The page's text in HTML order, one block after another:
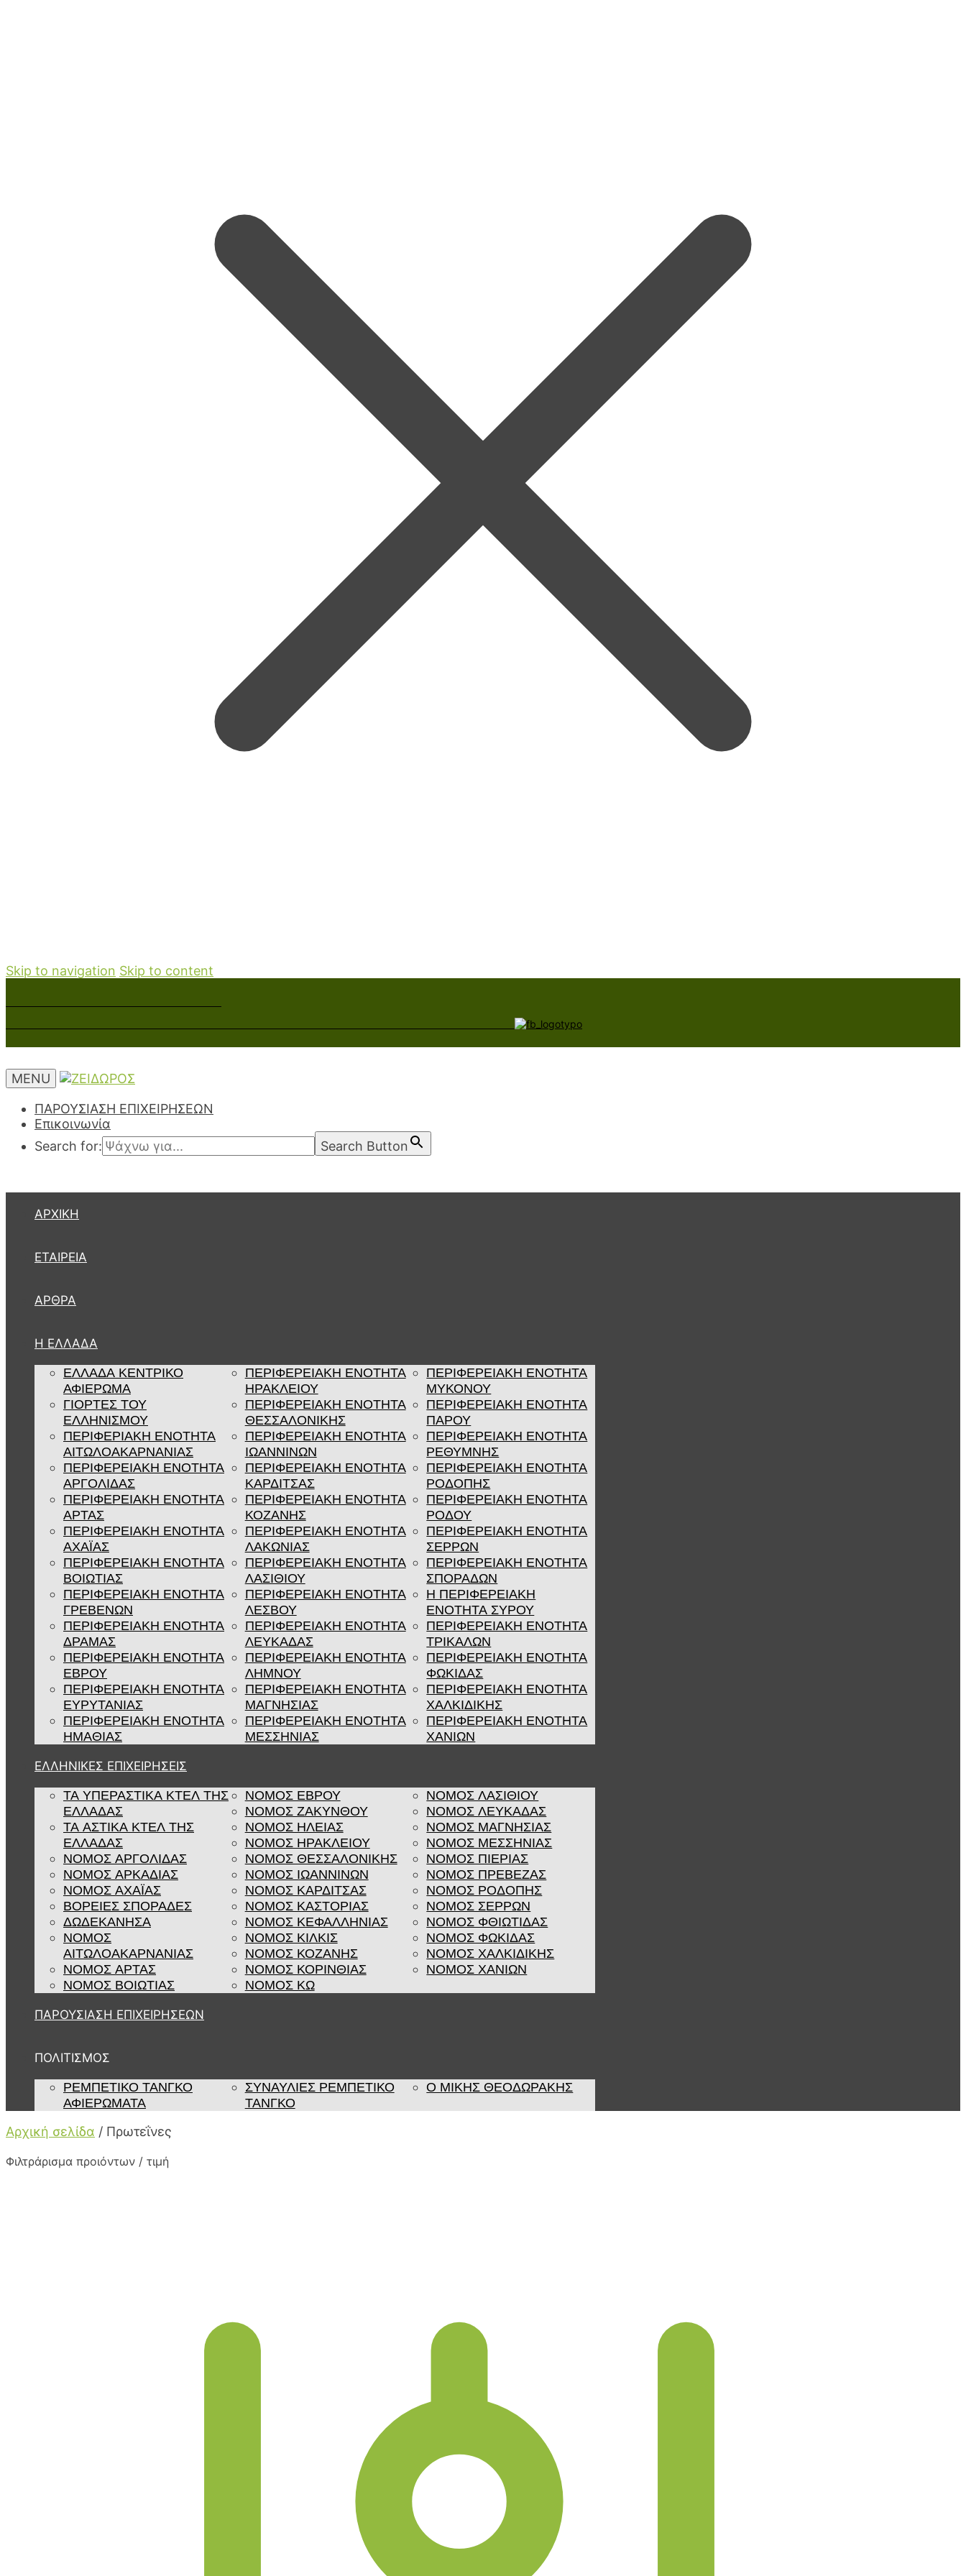
Skip to navigation Skip to content
MENU
ΠΑΡΟΥΣΙΑΣΗ ΕΠΙΧΕΙΡΗΣΕΩΝ
Επικοινωνία
Search for:
Search Button
ΑΡΧΙΚΉ
ΕΤΑΙΡΕΊΑ
ΆΡΘΡΑ
Η ΕΛΛΑΔΑ
ΕΛΛΑΔΑ ΚΕΝΤΡΙΚΟ
ΑΦΙΕΡΩΜΑ
ΓΙΟΡΤΕΣ ΤΟΥ
ΕΛΛΗΝΙΣΜΟΥ
ΠΕΡΙΦΕΡΙΑΚΗ ΕΝΟΤΗΤΑ
ΑΙΤΩΛΟΑΚΑΡΝΑΝΙΑΣ
ΠΕΡΙΦΕΡΕΙΑΚΗ ΕΝΟΤΗΤΑ
ΑΡΓΟΛΙΔΑΣ
ΠΕΡΙΦΕΡΕΙΑΚΗ ΕΝΟΤΗΤΑ
ΑΡΤΑΣ
ΠΕΡΙΦΕΡΕΙΑΚΗ ΕΝΟΤΗΤΑ
ΑΧΑΪΑΣ
ΠΕΡΙΦΕΡΕΙΑΚΗ ΕΝΟΤΗΤΑ
ΒΟΙΩΤΙΑΣ
ΠΕΡΙΦΕΡΕΙΑΚΗ ΕΝΟΤΗΤΑ
ΓΡΕΒΕΝΩΝ
ΠΕΡΙΦΕΡΕΙΑΚΗ ΕΝΟΤΗΤΑ
ΔΡΑΜΑΣ
ΠΕΡΙΦΕΡΕΙΑΚΗ ΕΝΟΤΗΤΑ
ΕΒΡΟΥ
ΠΕΡΙΦΕΡΕΙΑΚΗ ΕΝΟΤΗΤΑ
ΕΥΡΥΤΑΝΙΑΣ
ΠΕΡΙΦΕΡΕΙΑΚΗ ΕΝΟΤΗΤΑ
ΗΜΑΘΙΑΣ
ΠΕΡΙΦΕΡΕΙΑΚΗ ΕΝΟΤΗΤΑ
ΗΡΑΚΛΕΙΟΥ
ΠΕΡΙΦΕΡΕΙΑΚΗ ΕΝΟΤΗΤΑ
ΘΕΣΣΑΛΟΝΙΚΗΣ
ΠΕΡΙΦΕΡΕΙΑΚΗ ΕΝΟΤΗΤΑ
ΙΩΑΝΝΙΝΩΝ
ΠΕΡΙΦΕΡΕΙΑΚΗ ΕΝΟΤΗΤΑ
ΚΑΡΔΙΤΣΑΣ
ΠΕΡΙΦΕΡΕΙΑΚΗ ΕΝΟΤΗΤΑ
ΚΟΖΑΝΗΣ
ΠΕΡΙΦΕΡΕΙΑΚΗ ΕΝΟΤΗΤΑ
ΛΑΚΩΝΙΑΣ
ΠΕΡΙΦΕΡΕΙΑΚΗ ΕΝΟΤΗΤΑ
ΛΑΣΙΘΙΟΥ
ΠΕΡΙΦΕΡΕΙΑΚΗ ΕΝΟΤΗΤΑ
ΛΕΣΒΟΥ
ΠΕΡΙΦΕΡΕΙΑΚΗ ΕΝΟΤΗΤΑ
ΛΕΥΚΑΔΑΣ
ΠΕΡΙΦΕΡΕΙΑΚΗ ΕΝΟΤΗΤΑ
ΛΗΜΝΟΥ
ΠΕΡΙΦΕΡΕΙΑΚΗ ΕΝΟΤΗΤΑ
ΜΑΓΝΗΣΙΑΣ
ΠΕΡΙΦΕΡΕΙΑΚΗ ΕΝΟΤΗΤΑ
ΜΕΣΣΗΝΙΑΣ
ΠΕΡΙΦΕΡΕΙΑΚΗ ΕΝΟΤΗΤΑ
ΜΥΚΟΝΟΥ
ΠΕΡΙΦΕΡΕΙΑΚΗ ΕΝΟΤΗΤΑ
ΠΑΡΟΥ
ΠΕΡΙΦΕΡΕΙΑΚΗ ΕΝΟΤΗΤΑ
ΡΕΘΥΜΝΗΣ
ΠΕΡΙΦΕΡΕΙΑΚΗ ΕΝΟΤΗΤΑ
ΡΟΔΟΠΗΣ
ΠΕΡΙΦΕΡΕΙΑΚΗ ΕΝΟΤΗΤΑ
ΡΟΔΟΥ
ΠΕΡΙΦΕΡΕΙΑΚΗ ΕΝΟΤΗΤΑ
ΣΕΡΡΩΝ
ΠΕΡΙΦΕΡΕΙΑΚΗ ΕΝΟΤΗΤΑ
ΣΠΟΡΑΔΩΝ
Η ΠΕΡΙΦΕΡΕΙΑΚΗ
ΕΝΟΤΗΤΑ ΣΥΡΟΥ
ΠΕΡΙΦΕΡΕΙΑΚΗ ΕΝΟΤΗΤΑ
ΤΡΙΚΑΛΩΝ
ΠΕΡΙΦΕΡΕΙΑΚΗ ΕΝΟΤΗΤΑ
ΦΩΚΙΔΑΣ
ΠΕΡΙΦΕΡΕΙΑΚΗ ΕΝΟΤΗΤΑ
ΧΑΛΚΙΔΙΚΗΣ
ΠΕΡΙΦΕΡΕΙΑΚΗ ΕΝΟΤΗΤΑ
ΧΑΝΙΩΝ
ΕΛΛΗΝΙΚΕΣ ΕΠΙΧΕΙΡΗΣΕΙΣ
ΤΑ ΥΠΕΡΑΣΤΙΚΑ ΚΤΕΛ ΤΗΣ
ΕΛΛΑΔΑΣ
ΤΑ ΑΣΤΙΚΑ ΚΤΕΛ ΤΗΣ
ΕΛΛΑΔΑΣ
ΝΟΜΟΣ ΑΡΓΟΛΙΔΑΣ
ΝΟΜΟΣ ΑΡΚΑΔΙΑΣ
ΝΟΜΟΣ ΑΧΑΪΑΣ
ΒΟΡΕΙΕΣ ΣΠΟΡΑΔΕΣ
ΔΩΔΕΚΑΝΗΣΑ
ΝΟΜΟΣ
ΑΙΤΩΛΟΑΚΑΡΝΑΝΙΑΣ
ΝΟΜΟΣ ΑΡΤΑΣ
ΝΟΜΟΣ ΒΟΙΩΤΙΑΣ
ΝΟΜΟΣ ΕΒΡΟΥ
ΝΟΜΟΣ ΖΑΚΥΝΘΟΥ
ΝΟΜΟΣ ΗΛΕΙΑΣ
ΝΟΜΟΣ ΗΡΑΚΛΕΙΟΥ
ΝΟΜΟΣ ΘΕΣΣΑΛΟΝΙΚΗΣ
ΝΟΜΟΣ ΙΩΑΝΝΙΝΩΝ
ΝΟΜΟΣ ΚΑΡΔΙΤΣΑΣ
ΝΟΜΟΣ ΚΑΣΤΟΡΙΑΣ
ΝΟΜΟΣ ΚΕΦΑΛΛΗΝΙΑΣ
ΝΟΜΟΣ ΚΙΛΚΙΣ
ΝΟΜΟΣ ΚΟΖΑΝΗΣ
ΝΟΜΟΣ ΚΟΡΙΝΘΙΑΣ
ΝΟΜΟΣ ΚΩ
ΝΟΜΟΣ ΛΑΣΙΘΙΟΥ
ΝΟΜΟΣ ΛΕΥΚΑΔΑΣ
ΝΟΜΟΣ ΜΑΓΝΗΣΙΑΣ
ΝΟΜΟΣ ΜΕΣΣΗΝΙΑΣ
ΝΟΜΟΣ ΠΙΕΡΙΑΣ
ΝΟΜΟΣ ΠΡΕΒΕΖΑΣ
ΝΟΜΟΣ ΡΟΔΟΠΗΣ
ΝΟΜΟΣ ΣΕΡΡΩΝ
ΝΟΜΟΣ ΦΘΙΩΤΙΔΑΣ
ΝΟΜΟΣ ΦΩΚΙΔΑΣ
ΝΟΜΟΣ ΧΑΛΚΙΔΙΚΗΣ
ΝΟΜΟΣ ΧΑΝΙΩΝ
ΠΑΡΟΥΣΙΑΣΗ ΕΠΙΧΕΙΡΗΣΕΩΝ
ΠΟΛΙΤΙΣΜΟΣ
ΡΕΜΠΈΤΙΚΟ ΤΆΝΓΚΟ
ΑΦΙΕΡΏΜΑΤΑ
ΣΥΝΑΥΛΊΕΣ ΡΕΜΠΈΤΙΚΟ
ΤΆΝΓΚΟ
Ο ΜΙΚΗΣ ΘΕΟΔΩΡΑΚΗΣ
Αρχική σελίδα / Πρωτεΐνες
Φιλτράρισμα προιόντων / τιμή